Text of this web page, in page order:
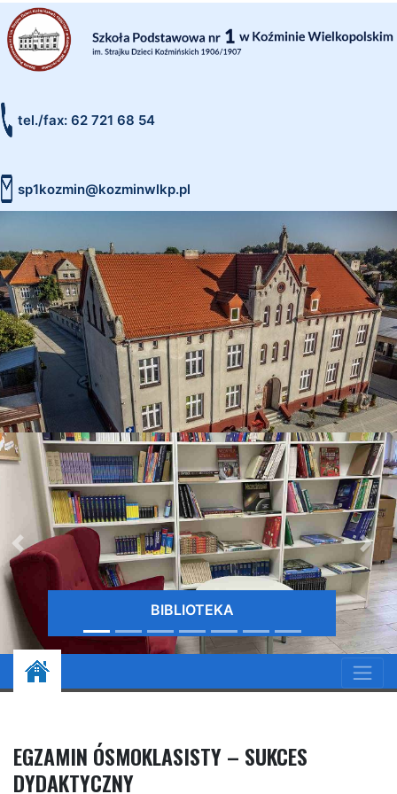
tel./fax: 62 721 68 54
sp1kozmin@kozminwlkp.pl
BIBLIOTEKA
EGZAMIN ÓSMOKLASISTY – SUKCES
DYDAKTYCZNY